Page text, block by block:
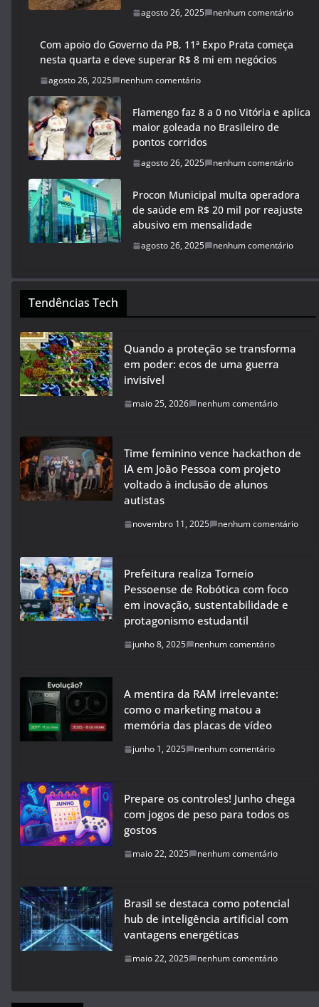
agosto 26, 2025 nenhum comentário
Com apoio do Governo da PB, 11ª Expo Prata começa
nesta quarta e deve superar R$ 8 mi em negócios
agosto 26, 2025 nenhum comentário
Flamengo faz 8 a 0 no Vitória e aplica
maior goleada no Brasileiro de
pontos corridos
agosto 26, 2025 nenhum comentário
Procon Municipal multa operadora
de saúde em R$ 20 mil por reajuste
abusivo em mensalidade
agosto 26, 2025 nenhum comentário
Tendências Tech
Quando a proteção se transforma
em poder: ecos de uma guerra
invisível
maio 25, 2026 nenhum comentário
Time feminino vence hackathon de
IA em João Pessoa com projeto
voltado à inclusão de alunos
autistas
novembro 11, 2025 nenhum comentário
Prefeitura realiza Torneio
Pessoense de Robótica com foco
em inovação, sustentabilidade e
protagonismo estudantil
junho 8, 2025 nenhum comentário
A mentira da RAM irrelevante:
como o marketing matou a
memória das placas de vídeo
junho 1, 2025 nenhum comentário
Prepare os controles! Junho chega
com jogos de peso para todos os
gostos
maio 22, 2025 nenhum comentário
Brasil se destaca como potencial
hub de inteligência artificial com
vantagens energéticas
maio 22, 2025 nenhum comentário